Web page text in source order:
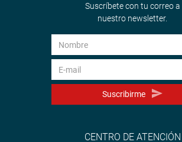
Suscríbete con tu correo a
nuestro newsletter.
Suscribirme
CENTRO DE ATENCIÓN